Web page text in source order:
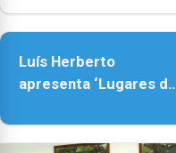
Assunção
Luís Herberto
apresenta ‘Lugares da